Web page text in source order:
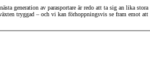
generation av parasportare är redo att ta sig an lika stora
tryggad – och vi kan förhoppningsvis se fram emot att